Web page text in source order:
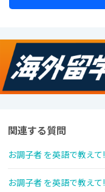
関連する質問
お調子者 を英語で教えて!
お調子者 を英語で教えて!